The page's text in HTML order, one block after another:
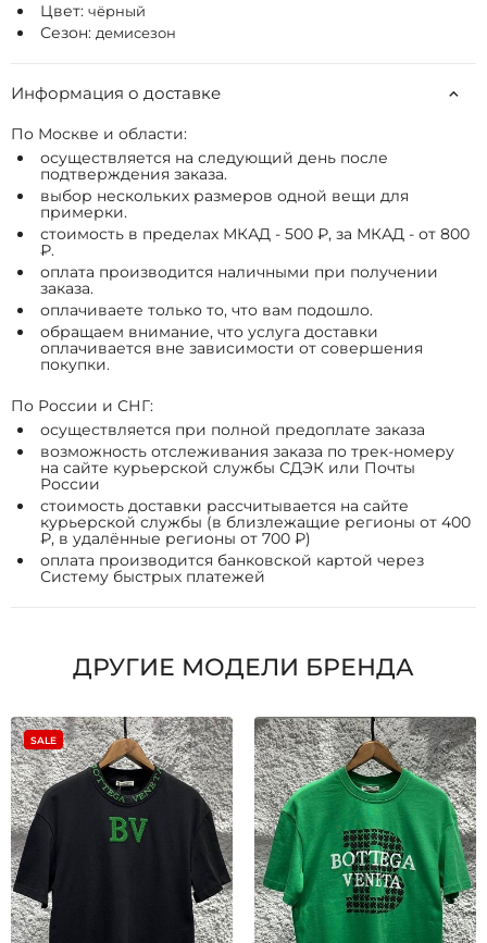
Цвет: чёрный
Сезон: демисезон
Информация о доставке
По Москве и области:
осуществляется на следующий день после
подтверждения заказа.
выбор нескольких размеров одной вещи для
примерки.
стоимость в пределах МКАД - 500 ₽, за МКАД - от 800
₽.
оплата производится наличными при получении
заказа.
оплачиваете только то, что вам подошло.
обращаем внимание, что услуга доставки
оплачивается вне зависимости от совершения
покупки.
По России и СНГ:
осуществляется при полной предоплате заказа
возможность отслеживания заказа по трек-номеру
на сайте курьерской службы СДЭК или Почты
России
стоимость доставки рассчитывается на сайте
курьерской службы (в близлежащие регионы от 400
₽, в удалённые регионы от 700 ₽)
оплата производится банковской картой через
Систему быстрых платежей
ДРУГИЕ МОДЕЛИ БРЕНДА
SALE